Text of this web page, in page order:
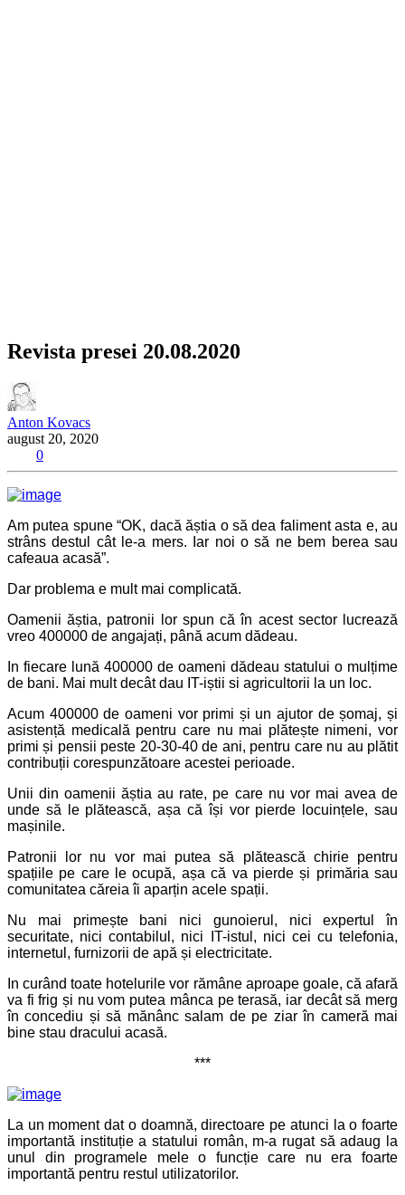
Revista presei 20.08.2020
Anton Kovacs
august 20, 2020
0
Am putea spune “OK, dacă ăștia o să dea faliment asta e, au
strâns destul cât le-a mers. Iar noi o să ne bem berea sau
cafeaua acasă”.
Dar problema e mult mai complicată.
Oamenii ăștia, patronii lor spun că în acest sector lucrează
vreo 400000 de angajați, până acum dădeau.
In fiecare lună 400000 de oameni dădeau statului o mulțime
de bani. Mai mult decât dau IT-iștii si agricultorii la un loc.
Acum 400000 de oameni vor primi și un ajutor de șomaj, și
asistență medicală pentru care nu mai plătește nimeni, vor
primi și pensii peste 20-30-40 de ani, pentru care nu au plătit
contribuții corespunzătoare acestei perioade.
Unii din oamenii ăștia au rate, pe care nu vor mai avea de
unde să le plătească, așa că își vor pierde locuințele, sau
mașinile.
Patronii lor nu vor mai putea să plătească chirie pentru
spațiile pe care le ocupă, așa că va pierde și primăria sau
comunitatea căreia îi aparțin acele spații.
Nu mai primește bani nici gunoierul, nici expertul în
securitate, nici contabilul, nici IT-istul, nici cei cu telefonia,
internetul, furnizorii de apă și electricitate.
In curând toate hotelurile vor rămâne aproape goale, că afară
va fi frig și nu vom putea mânca pe terasă, iar decât să merg
în concediu și să mănânc salam de pe ziar în cameră mai
bine stau dracului acasă.
***
La un moment dat o doamnă, directoare pe atunci la o foarte
importantă instituție a statului român, m-a rugat să adaug la
unul din programele mele o funcție care nu era foarte
importantă pentru restul utilizatorilor.